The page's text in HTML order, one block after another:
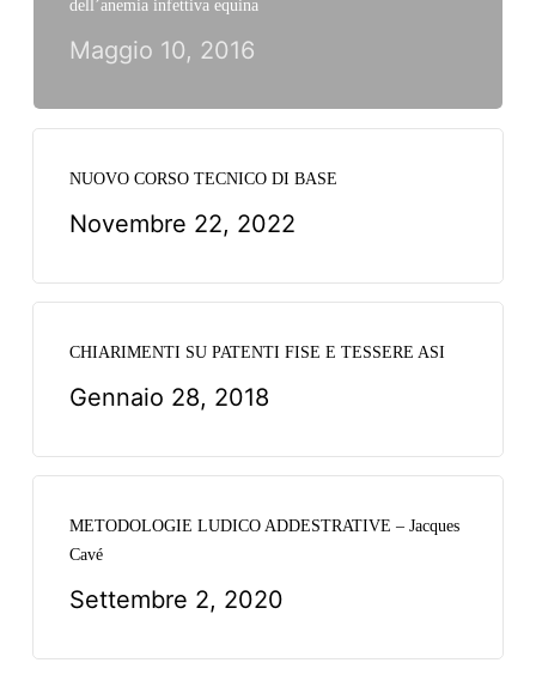
dell’anemia infettiva equina
Maggio 10, 2016
NUOVO CORSO TECNICO DI BASE
Novembre 22, 2022
CHIARIMENTI SU PATENTI FISE E TESSERE ASI
Gennaio 28, 2018
METODOLOGIE LUDICO ADDESTRATIVE – Jacques
Cavé
Settembre 2, 2020